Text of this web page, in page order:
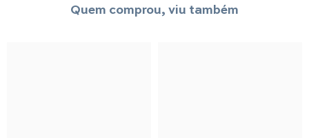
Quem comprou, viu também